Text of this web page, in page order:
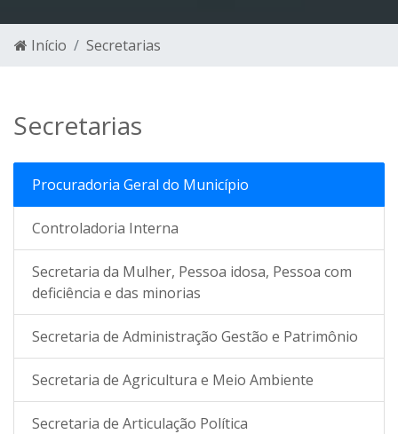
Início Secretarias
Secretarias
Procuradoria Geral do Município
Controladoria Interna
Secretaria da Mulher, Pessoa idosa, Pessoa com
deficiência e das minorias
Secretaria de Administração Gestão e Patrimônio
Secretaria de Agricultura e Meio Ambiente
Secretaria de Articulação Política